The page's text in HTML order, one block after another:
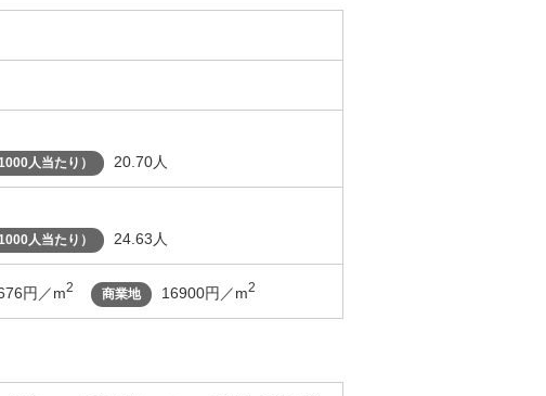
人当たり） 20.70人
人当たり） 24.63人
円／m2 商業地 16900円／m2